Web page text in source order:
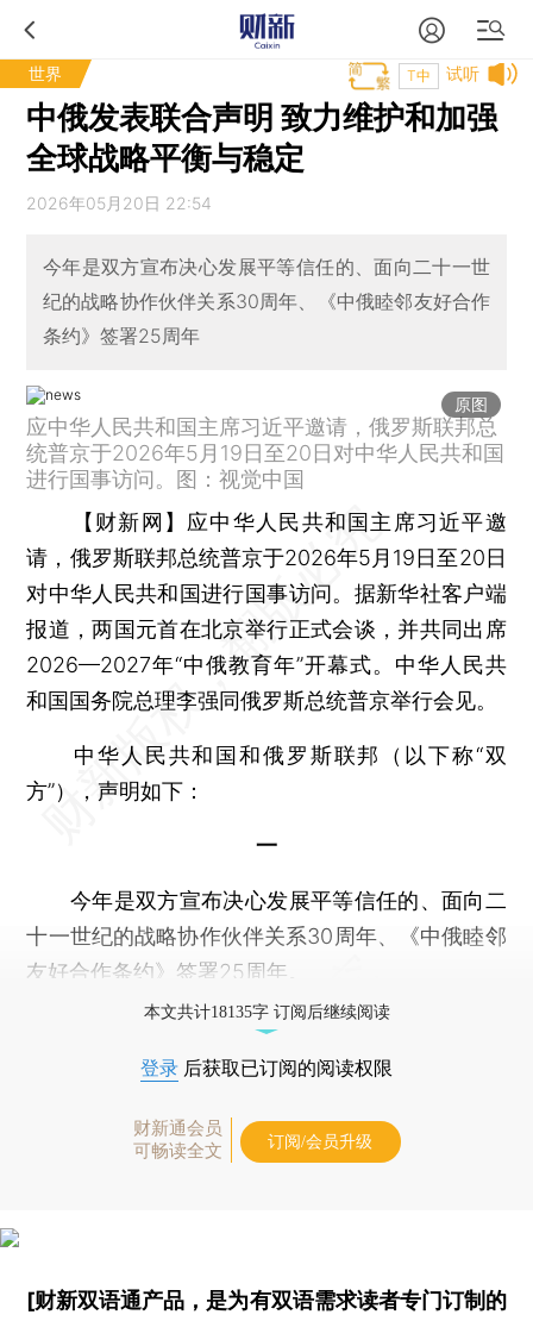
世界 试听
T中
中俄发表联合声明 致力维护和加强
全球战略平衡与稳定
2026年05月20日 22:54
今年是双方宣布决心发展平等信任的、面向二十一世
纪的战略协作伙伴关系30周年、《中俄睦邻友好合作
条约》签署25周年
原图
应中华人民共和国主席习近平邀请，俄罗斯联邦总
统普京于2026年5月19日至20日对中华人民共和国
进行国事访问。图：视觉中国
【财新网】 应中华人民共和国主席习近平邀
请，俄罗斯联邦总统普京于2026年5月19日至20日
对中华人民共和国进行国事访问。据新华社客户端
报道，两国元首在北京举行正式会谈，并共同出席
2026—2027年“中俄教育年”开幕式。中华人民共
和国国务院总理李强同俄罗斯总统普京举行会见。
中华人民共和国和俄罗斯联邦（以下称“双
方”），声明如下：
一
今年是双方宣布决心发展平等信任的、面向二
十一世纪的战略协作伙伴关系30周年、《中俄睦邻
友好合作条约》签署25周年。
本文共计18135字 订阅后继续阅读
登录 后获取已订阅的阅读权限
财新通会员
可畅读全文
订阅/会员升级
[财新双语通产品，是为有双语需求读者专门订制的